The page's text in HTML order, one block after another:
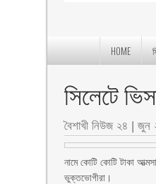
HOME
সিলেটে
বৈশাখী নিউজ ২৪ |জুন
নামে কোটি কোটি টাকা
ভুক্তভোগীরা।